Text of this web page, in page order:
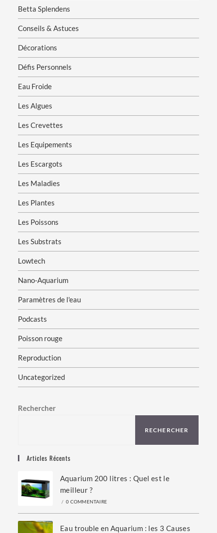
Betta Splendens
Conseils & Astuces
Décorations
Défis Personnels
Eau Froide
Les Algues
Les Crevettes
Les Equipements
Les Escargots
Les Maladies
Les Plantes
Les Poissons
Les Substrats
Lowtech
Nano-Aquarium
Paramètres de l'eau
Podcasts
Poisson rouge
Reproduction
Uncategorized
Rechercher
RECHERCHER
Articles Récents
Aquarium 200 litres : Quel est le
meilleur ?
/ 0 COMMENTAIRE
Eau trouble en Aquarium : les 3 Causes